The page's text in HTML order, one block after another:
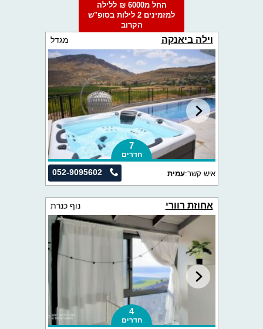
החל מ6000 ₪ ללילה
למזמינים 2 לילות בסופ"ש
הקרוב
וילה ביאנקה מגדל
7
חדרים
052-9095602 איש קשר:עמית
אחוזת רוורי נוף כנרת
4
חדרים